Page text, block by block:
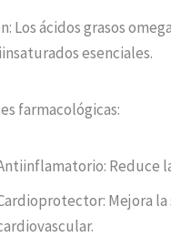
Los ácidos grasos
esenciales.
farmacológicas:
Reduce
Mejora la